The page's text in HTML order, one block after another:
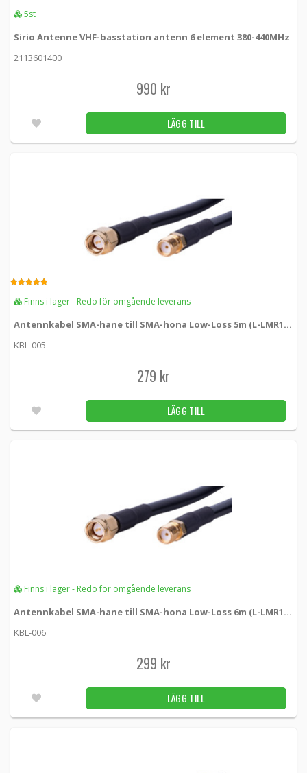
5st
Sirio Antenne VHF-basstation antenn 6 element 380-440MHz
2113601400
990 kr
LÄGG TILL
Finns i lager - Redo för omgående leverans
Antennkabel SMA-hane till SMA-hona Low-Loss 5m (L-LMR195)
KBL-005
279 kr
LÄGG TILL
Finns i lager - Redo för omgående leverans
Antennkabel SMA-hane till SMA-hona Low-Loss 6m (L-LMR195)
KBL-006
299 kr
LÄGG TILL